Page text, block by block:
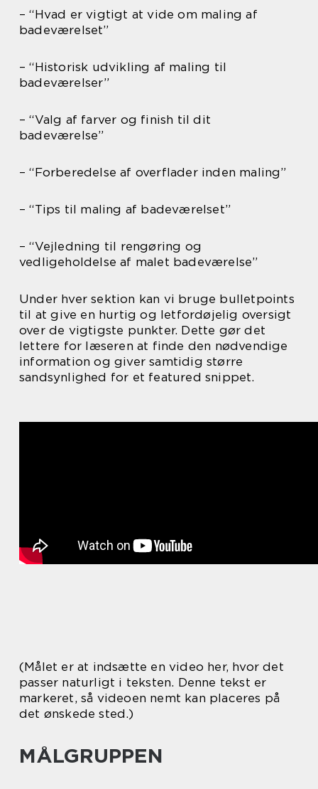
– “Hvad er vigtigt at vide om maling af
badeværelset”
– “Historisk udvikling af maling til
badeværelser”
– “Valg af farver og finish til dit
badeværelse”
– “Forberedelse af overflader inden maling”
– “Tips til maling af badeværelset”
– “Vejledning til rengøring og
vedligeholdelse af malet badeværelse”
Under hver sektion kan vi bruge bulletpoints
til at give en hurtig og letfordøjelig oversigt
over de vigtigste punkter. Dette gør det
lettere for læseren at finde den nødvendige
information og giver samtidig større
sandsynlighed for et featured snippet.
(Målet er at indsætte en video her, hvor det
passer naturligt i teksten. Denne tekst er
markeret, så videoen nemt kan placeres på
det ønskede sted.)
MÅLGRUPPEN